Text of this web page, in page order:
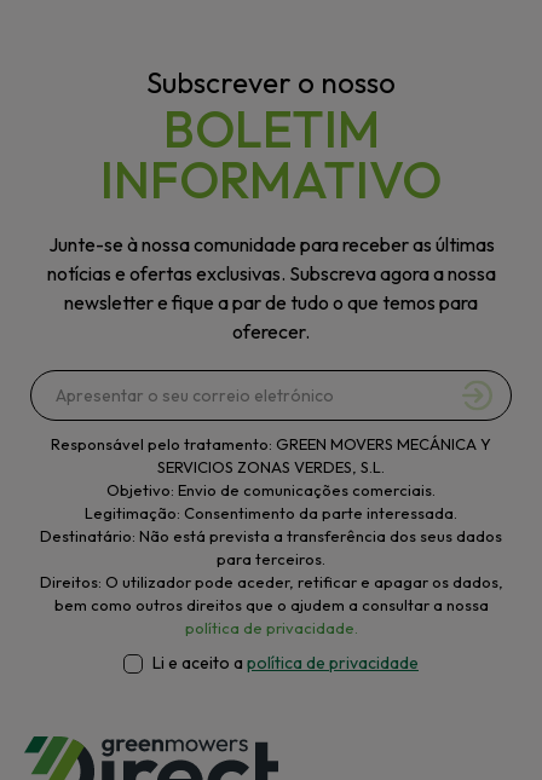
Subscrever o nosso
BOLETIM
INFORMATIVO
Junte-se à nossa comunidade para receber as últimas
notícias e ofertas exclusivas. Subscreva agora a nossa
newsletter e fique a par de tudo o que temos para
oferecer.
Responsável pelo tratamento: GREEN MOVERS MECÁNICA Y
SERVICIOS ZONAS VERDES, S.L.
Objetivo: Envio de comunicações comerciais.
Legitimação: Consentimento da parte interessada.
Destinatário: Não está prevista a transferência dos seus dados
para terceiros.
Direitos: O utilizador pode aceder, retificar e apagar os dados,
bem como outros direitos que o ajudem a consultar a nossa
política de privacidade.
Li e aceito a política de privacidade